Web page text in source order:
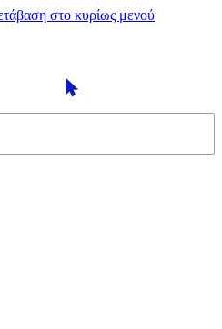
στο κυρίως μενού